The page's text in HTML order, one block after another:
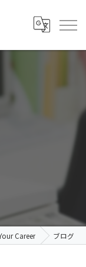
Career ブログ